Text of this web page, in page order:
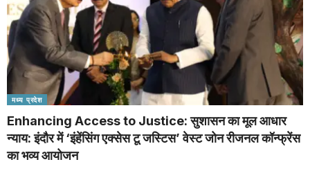
मध्य प्रदेश
Enhancing Access to Justice: सुशासन का मूल आधार
न्याय: इंदौर में ‘इंहेंसिंग एक्सेस टू जस्टिस’ वेस्ट जोन रीजनल कॉन्फ्रेंस
का भव्य आयोजन